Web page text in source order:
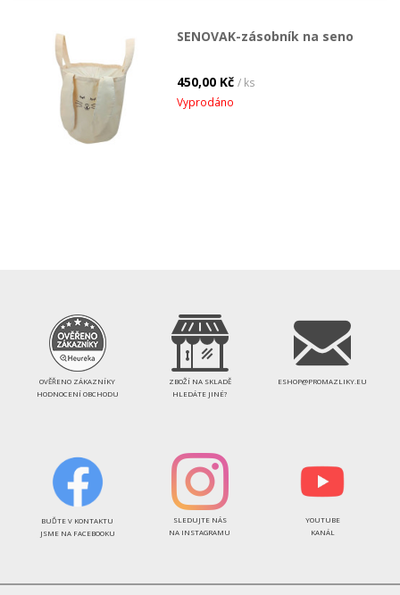
SENOVAK-zásobník na seno
450,00 Kč / ks
Vyprodáno
OVĚŘENO ZÁKAZNÍKY
HODNOCENÍ OBCHODU
ZBOŽÍ NA SKLADĚ
HLEDÁTE JINÉ?
ESHOP@PROMAZLIKY.EU
BUĎTE V KONTAKTU
JSME NA FACEBOOKU
SLEDUJTE NÁS
NA INSTAGRAMU
YOUTUBE
KANÁL